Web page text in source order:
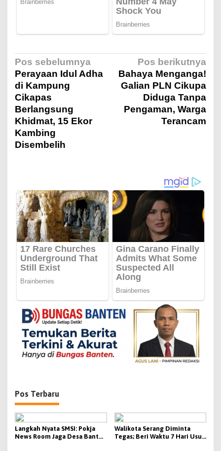
N
a
v
i
a
s
i
p
o
s
Pos sebelumnya
Perayaan Idul Adha
di Kampung
Cikapas
Berlangsung
Khidmat, 15 Ekor
Kambing
Disembelih
Pos berikutnya
Bahaya Menganga!
Galian PLN Cikupa
Diduga Tanpa
Pengaman, Warga
Terancam
Pos Terbaru
Langkah Nyata SMSI: Pokja
News Room Jaga Desa Banten
Walikota Serang Diminta
Tegas; Beri Waktu 7 Hari Usut